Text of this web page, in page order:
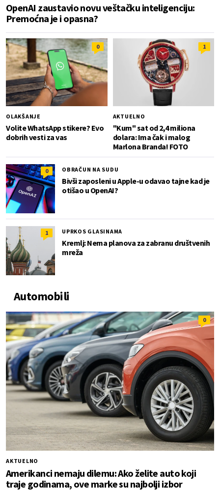
OpenAI zaustavio novu veštačku inteligenciju:
Premoćna je i opasna?
0
OLAKŠANJE
Volite WhatsApp stikere? Evo
dobrih vesti za vas
1
AKTUELNO
"Kum" sat od 2,4 miliona
dolara: Ima čak i malog
Marlona Branda! FOTO
0 OBRAČUN NA SUDU
Bivši zaposleni u Apple-u odavao tajne kad je
otišao u OpenAI?
1 UPRKOS GLASINAMA
Kremlj: Nema planova za zabranu društvenih
mreža
Automobili
0
AKTUELNO
Amerikanci nemaju dilemu: Ako želite auto koji
traje godinama, ove marke su najbolji izbor